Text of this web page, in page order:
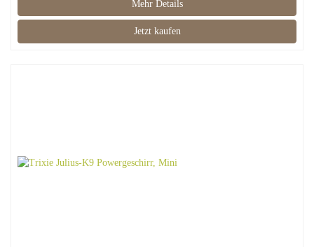
Mehr Details
Jetzt kaufen